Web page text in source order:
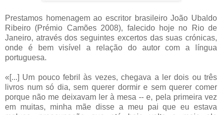
Prestamos homenagem ao escritor brasileiro João Ubaldo
Ribeiro (Prémio Camões 2008), falecido hoje no Rio de
Janeiro, através dos seguintes excertos das suas crónicas,
onde é bem visível a relação do autor com a língua
portuguesa.
«[...] Um pouco febril às vezes, chegava a ler dois ou três
livros num só dia, sem querer dormir e sem querer comer
porque não me deixavam ler à mesa -- e, pela primeira vez
em muitas, minha mãe disse a meu pai que eu estava